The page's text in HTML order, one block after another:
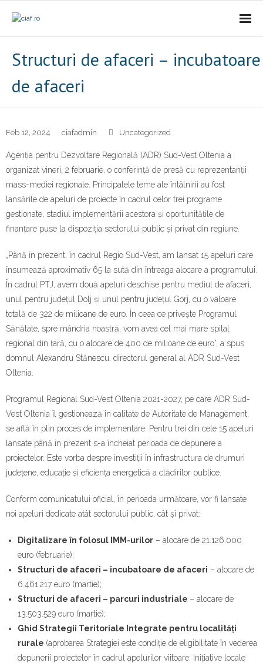
- Misiune
- Cariere
- Comunicat
Firme incubate
Contact
Structuri de afaceri – incubatoare
de afaceri
Feb 12, 2024 ciafadmin Uncategorized
Agenția pentru Dezvoltare Regională (ADR) Sud-Vest Oltenia a
organizat vineri, 2 februarie, o conferință de presă cu reprezentanții
mass-mediei regionale. Principalele teme ale întâlnirii au fost
lansările de apeluri de proiecte în cadrul celor trei programe
gestionate, stadiul implementării acestora și oportunitățile de
finanțare puse la dispoziția sectorului public și privat din regiune.
„Până în prezent, în cadrul Regio Sud-Vest, am lansat 15 apeluri care
însumează aproximativ 65 la sută din întreaga alocare a programului.
În cadrul PTJ, avem două apeluri deschise pentru mediul de afaceri,
unul pentru județul Dolj și unul pentru județul Gorj, cu o valoare
totală de 322 de milioane de euro. În ceea ce privește Programul
Sănătate, spre mândria noastră, vom avea cel mai mare spital
regional din țară, cu o alocare de 400 de milioane de euro”, a spus
domnul Alexandru Stănescu, directorul general al ADR Sud-Vest
Oltenia.
Programul Regional Sud-Vest Oltenia 2021-2027, pe care ADR Sud-
Vest Oltenia îl gestionează în calitate de Autoritate de Management,
se află în plin proces de implementare. Pentru trei din cele 15 apeluri
lansate până în prezent s-a încheiat perioada de depunere a
proiectelor. Este vorba despre investiții în infrastructura de drumuri
județene, educație și eficiența energetică a clădirilor publice.
Conform comunicatului oficial, în perioada următoare, vor fi lansate
noi apeluri dedicate atât sectorului public, cât și privat:
Digitalizare în folosul IMM-urilor – alocare de 21.126.000
euro (februarie);
Structuri de afaceri – incubatoare de afaceri – alocare de
6.461.217 euro (martie);
Structuri de afaceri – parcuri industriale – alocare de
13.503.529 euro (martie);
Ghid Strategii Teritoriale Integrate pentru localități
rurale (aprobarea Strategiei este condiție de eligibilitate în vederea
depunerii proiectelor în cadrul apelurilor viitoare: Inițiative locale